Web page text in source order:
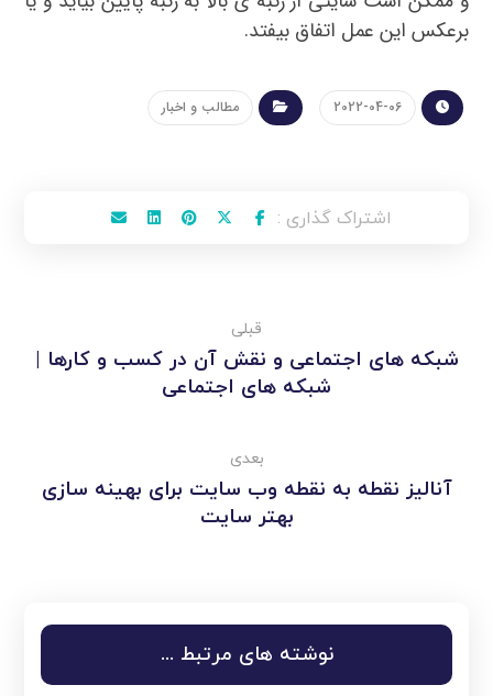
برعکس این عمل اتفاق بیفتد.
2022-04-06 مطالب و اخبار
قبلی
شبکه های اجتماعی و نقش آن در کسب و کارها |
شبکه های اجتماعی
بعدی
آنالیز نقطه به نقطه وب سایت برای بهینه سازی
بهتر سایت
نوشته های مرتبط ...